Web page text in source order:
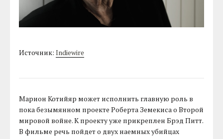
Источник:Indiewire
Марион Котийяр может исполнить главную роль в
пока безымянном проекте Роберта Земекиса о Второй
мировой войне. К проекту уже прикреплен Брэд Питт.
В фильме речь пойдет о двух наемных убийцах